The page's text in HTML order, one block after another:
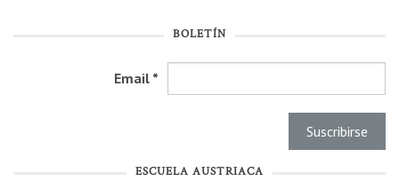
BOLETÍN
Email *
ESCUELA AUSTRIACA